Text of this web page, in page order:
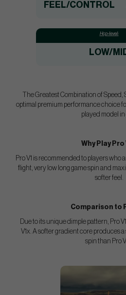
FEEL/CONTROL
Hcp-level:
LOW/
The Greatest Combination of Speed,
optimal premium performance choice
played model in
Why Play Pro
Pro V1 is recommended to players
flight, very low long game spin and
softer feel.
Comparison to
Due to its unique dimple pattern, Pro
V1x. A softer gradient core produces
spin than Pro